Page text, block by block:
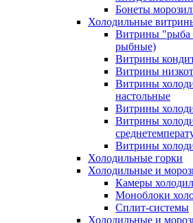
Бонеты
Холодильные
Витрины "рыба
рыбные)
Витрины
Витрины
Витрины
настольные
Витрины
Витрины
Витрины
Холодильные горки
Холодильные и
Камеры
Моноблоки
Сплит-системы
Холодильные и